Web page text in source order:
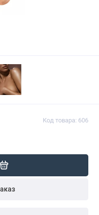
Код товара: 606